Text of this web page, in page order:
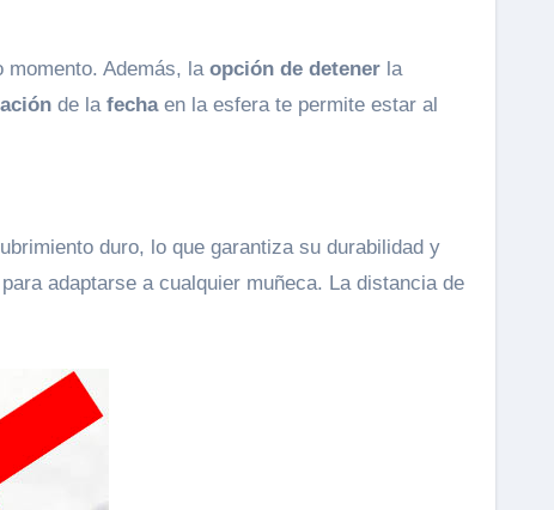
momento. Además, la opción de detener la
de la fechaen la esfera te permite estar al
duro, lo que garantiza su durabilidad y
adaptarse a cualquier muñeca. La distancia de